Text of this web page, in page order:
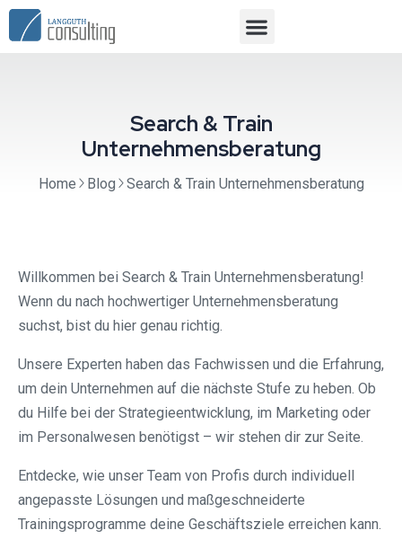
Search & Train
Unternehmensberatung
Home Blog Search & Train Unternehmensberatung
Willkommen bei Search & Train Unternehmensberatung!
Wenn du nach hochwertiger Unternehmensberatung
suchst, bist du hier genau richtig.
Unsere Experten haben das Fachwissen und die Erfahrung,
um dein Unternehmen auf die nächste Stufe zu heben. Ob
du Hilfe bei der Strategieentwicklung, im Marketing oder
im Personalwesen benötigst – wir stehen dir zur Seite.
Entdecke, wie unser Team von Profis durch individuell
angepasste Lösungen und maßgeschneiderte
Trainingsprogramme deine Geschäftsziele erreichen kann.